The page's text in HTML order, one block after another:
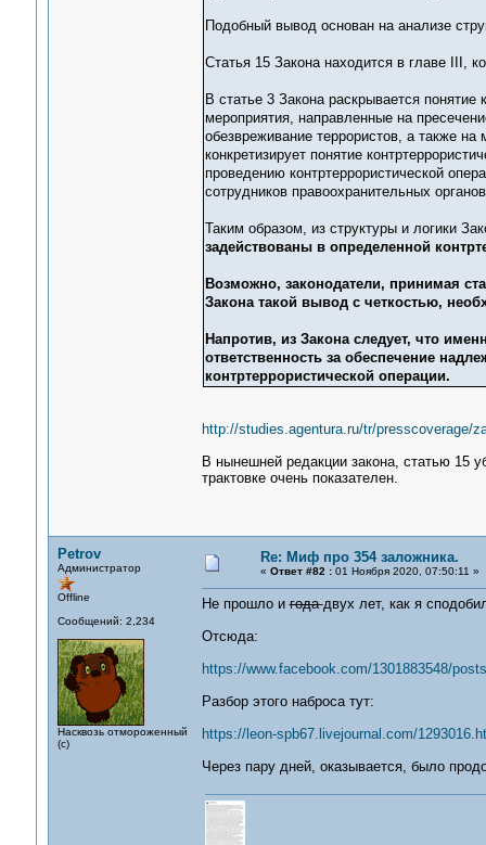
Подобный вывод основан на анализе
Статья 15 Закона находится в главе III,
В статье 3 Закона раскрывается
мероприятия, направленные на
обезвреживание террористов, а также
конкретизирует понятие
проведению контртеррористической
сотрудников правоохранительных
Таким образом, из структуры и логики
задействованы в определенной
Возможно, законодатели, принимая
Закона такой вывод с четкостью,
Напротив, из Закона следует, что
ответственность за обеспечение
контртеррористической операции.
http://studies.agentura.ru/tr/presscoverage/
В нынешней редакции закона, статью 15
трактовке очень показателен.
Petrov
Администратор
Offline
Сообщений: 2,234
Насквозь отмороженный
(с)
Re: Миф про 354 заложника.
« Ответ #82 :01 Ноября 2020, 07:50:11 »
Не прошло игодадвух лет, как я
Отсюда:
https://www.facebook.com/1301883548/
Разбор этого наброса тут:
https://leon-spb67.livejournal.com/
Через пару дней, оказывается, было